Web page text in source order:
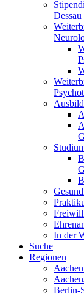
Dessau
In der
Suche
Regionen
Berlin-